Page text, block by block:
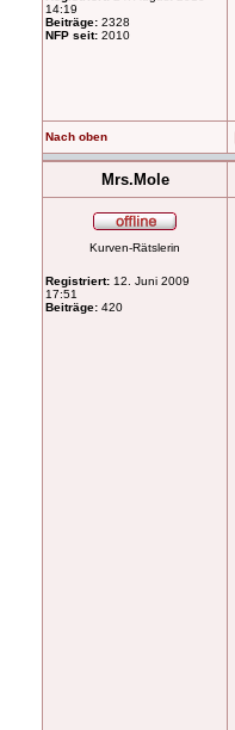
14:19
Beiträge: 2328
NFP seit: 2010
Nach oben
Mrs.Mole
Kurven-Rätslerin
Registriert: 12. Juni 2009
17:51
Beiträge: 420